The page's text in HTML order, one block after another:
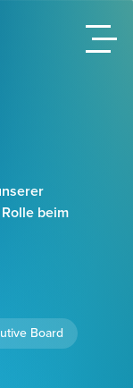
beim
Board